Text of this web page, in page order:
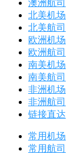
澳洲航司
北美机场
北美航司
欧洲机场
欧洲航司
南美机场
南美航司
非洲机场
非洲航司
链接直达
常用机场
常用航司